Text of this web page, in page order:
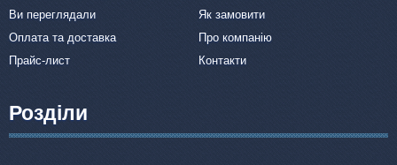
Ви переглядали
Як замовити
Оплата та доставка
Про компанію
Прайс-лист
Контакти
Розділи